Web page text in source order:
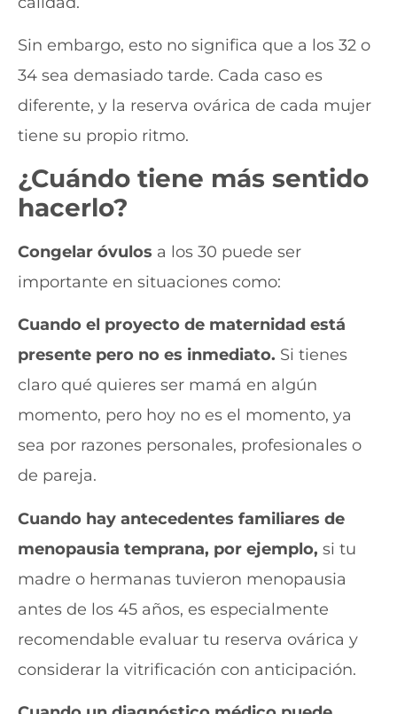
Sin embargo, esto no significa que a los 32 o
34 sea demasiado tarde. Cada caso es
diferente, y la reserva ovárica de cada mujer
tiene su propio ritmo.
¿Cuándo tiene más sentido
hacerlo?
Congelar óvulos a los 30 puede ser
importante en situaciones como:
Cuando el proyecto de maternidad está
presente pero no es inmediato. Si tienes
claro qué quieres ser mamá en algún
momento, pero hoy no es el momento, ya
sea por razones personales, profesionales o
de pareja.
Cuando hay antecedentes familiares de
menopausia temprana, por ejemplo, si tu
madre o hermanas tuvieron menopausia
antes de los 45 años, es especialmente
recomendable evaluar tu reserva ovárica y
considerar la vitrificación con anticipación.